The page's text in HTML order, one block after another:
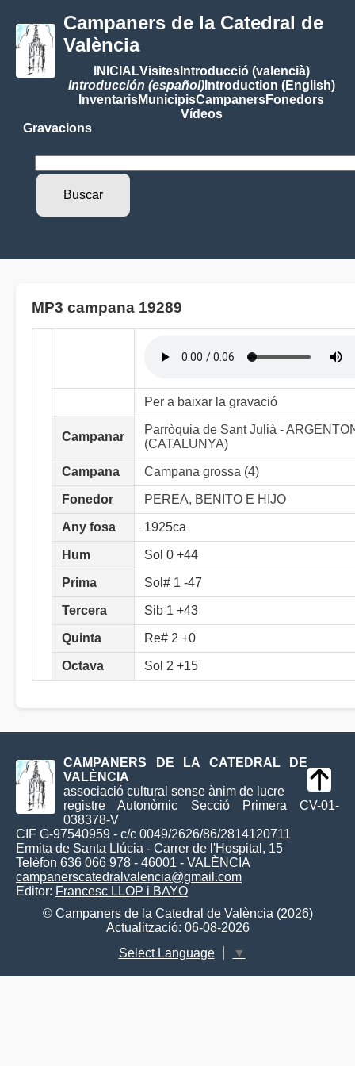
Campaners de la Catedral de
València
INICIALVisitesIntroducció (valencià)
Introducción (español)Introduction (English)
InventarisMunicipisCampanersFonedors
Vídeos
Gravacions
MP3 campana 19289
Per a baixar la gravació
Campanar
Parròquia de Sant Julià -
(CATALUNYA)
Campana Campana grossa (4)
Fonedor PEREA, BENITO E HIJO
Any fosa 1925ca
Hum Sol 0 +44
Prima Sol# 1 -47
Tercera Sib 1 +43
Quinta Re# 2 +0
Octava Sol 2 +15
CAMPANERS DE LA CATEDRAL DE
VALÈNCIA
associació cultural sense ànim de lucre
registre Autonòmic Secció Primera CV-01-
038378-V
CIF G-97540959 - c/c 0049/2626/86/2814120711
Ermita de Santa Llúcia - Carrer de l'Hospital, 15
Telèfon 636 066 978 - 46001 - VALÈNCIA
campanerscatedralvalencia@gmail.com
Editor: Francesc LLOP i BAYO
© Campaners de la Catedral de València (2026)
Actualització: 06-08-2026
Select Language
▼